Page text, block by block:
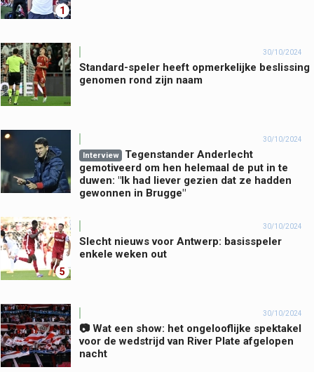
1
30/10/2024
Standard-speler heeft opmerkelijke beslissing
genomen rond zijn naam
30/10/2024
Interview
Tegenstander Anderlecht
gemotiveerd om hen helemaal de put in te
duwen: "Ik had liever gezien dat ze hadden
gewonnen in Brugge"
5
30/10/2024
Slecht nieuws voor Antwerp: basisspeler
enkele weken out
30/10/2024
📷 Wat een show: het ongelooflijke spektakel
voor de wedstrijd van River Plate afgelopen
nacht